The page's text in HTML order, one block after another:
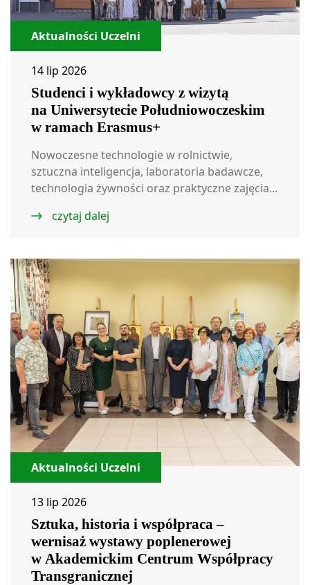
Aktualności Uczelni
14 lip 2026
Studenci i wykładowcy z wizytą
na Uniwersytecie Południowoczeskim
w ramach Erasmus+
Nowoczesne technologie w rolnictwie,
sztuczna inteligencja, laboratoria badawcze,
technologia żywności oraz praktyczne zajęcia...
czytaj dalej
Aktualności Uczelni
13 lip 2026
Sztuka, historia i współpraca –
wernisaż wystawy poplenerowej
w Akademickim Centrum Współpracy
Transgranicznej